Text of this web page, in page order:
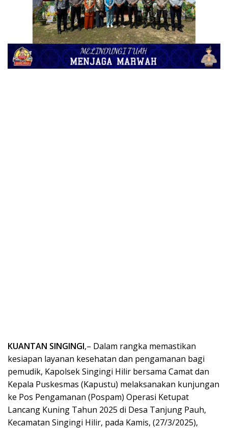
KUANTAN SINGINGI,– Dalam rangka memastikan
kesiapan layanan kesehatan dan pengamanan bagi
pemudik, Kapolsek Singingi Hilir bersama Camat dan
Kepala Puskesmas (Kapustu) melaksanakan kunjungan
ke Pos Pengamanan (Pospam) Operasi Ketupat
Lancang Kuning Tahun 2025 di Desa Tanjung Pauh,
Kecamatan Singingi Hilir, pada Kamis, (27/3/2025),